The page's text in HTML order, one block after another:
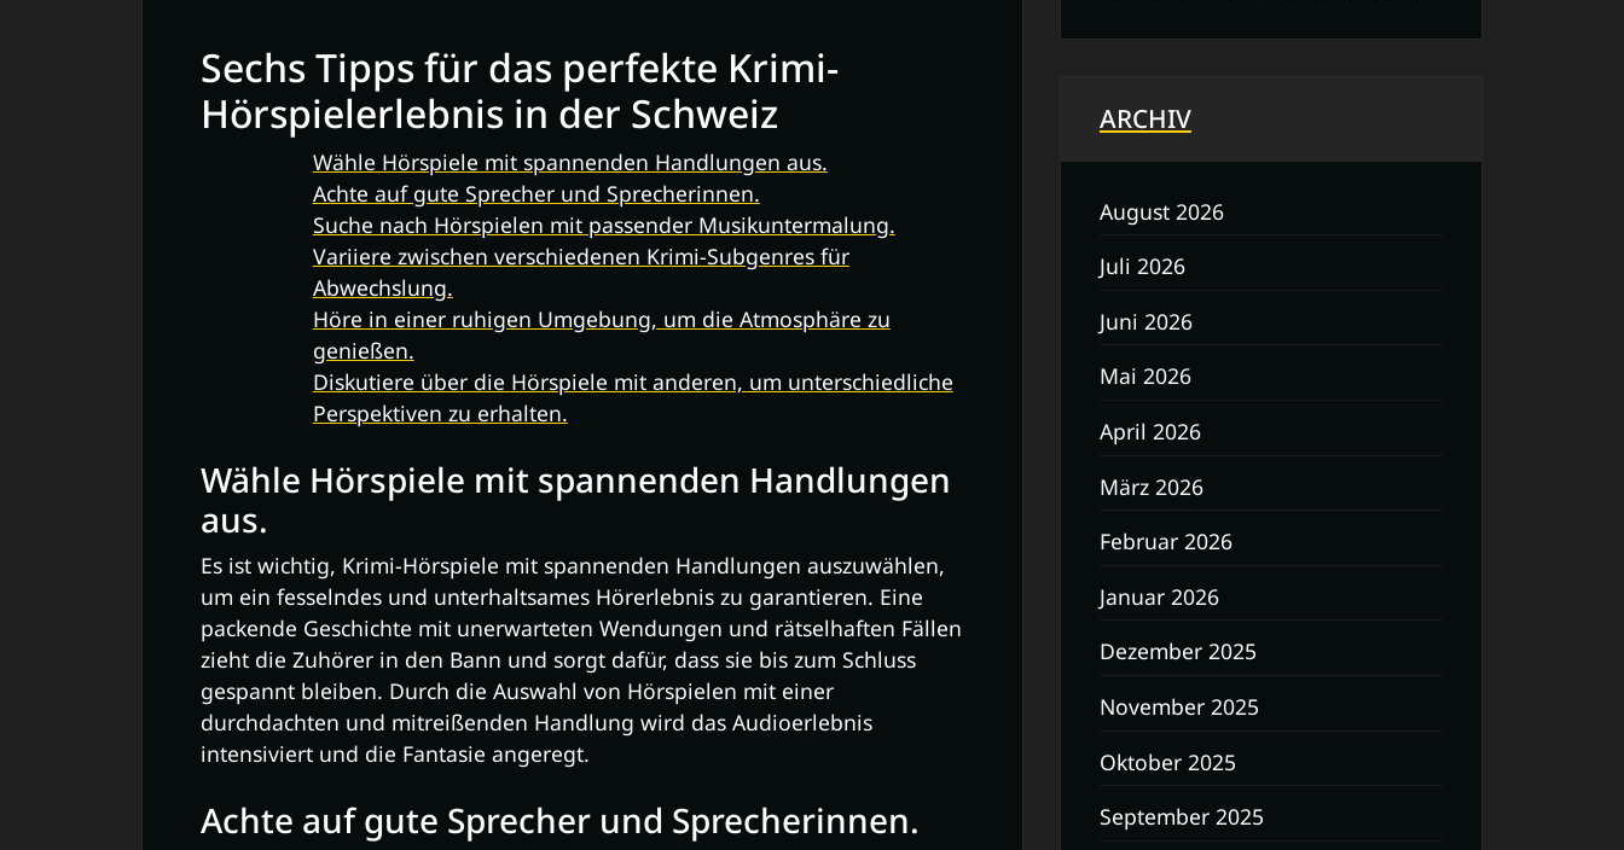
Sechs Tipps für das perfekte Krimi-
Hörspielerlebnis in der Schweiz
Wähle Hörspiele mit spannenden Handlungen aus.
Achte auf gute Sprecher und Sprecherinnen.
Suche nach Hörspielen mit passender Musikuntermalung.
Variiere zwischen verschiedenen Krimi-Subgenres für
Abwechslung.
Höre in einer ruhigen Umgebung, um die Atmosphäre zu
genießen.
Diskutiere über die Hörspiele mit anderen, um unterschiedliche
Perspektiven zu erhalten.
Wähle Hörspiele mit spannenden Handlungen
aus.
Es ist wichtig, Krimi-Hörspiele mit spannenden Handlungen auszuwählen,
um ein fesselndes und unterhaltsames Hörerlebnis zu garantieren. Eine
packende Geschichte mit unerwarteten Wendungen und rätselhaften Fällen
zieht die Zuhörer in den Bann und sorgt dafür, dass sie bis zum Schluss
gespannt bleiben. Durch die Auswahl von Hörspielen mit einer
durchdachten und mitreißenden Handlung wird das Audioerlebnis
intensiviert und die Fantasie angeregt.
Achte auf gute Sprecher und Sprecherinnen.
ARCHIV
August 2026
Juli 2026
Juni 2026
Mai 2026
April 2026
März 2026
Februar 2026
Januar 2026
Dezember 2025
November 2025
Oktober 2025
September 2025